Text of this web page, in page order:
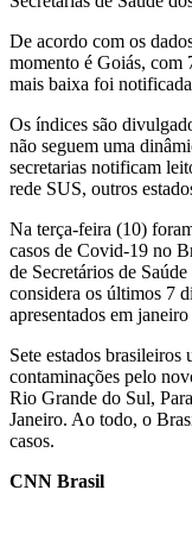
De acordo com os
momento é Goiás, com
mais baixa foi
Os índices são
não seguem uma
secretarias notificam
rede SUS, outros
Na terça-feira (10)
casos de Covid-19 no
de Secretários de
considera os últimos 7
apresentados em
Sete estados brasileiros
contaminações pelo
Rio Grande do Sul,
Janeiro. Ao todo, o
casos.
CNN Brasil